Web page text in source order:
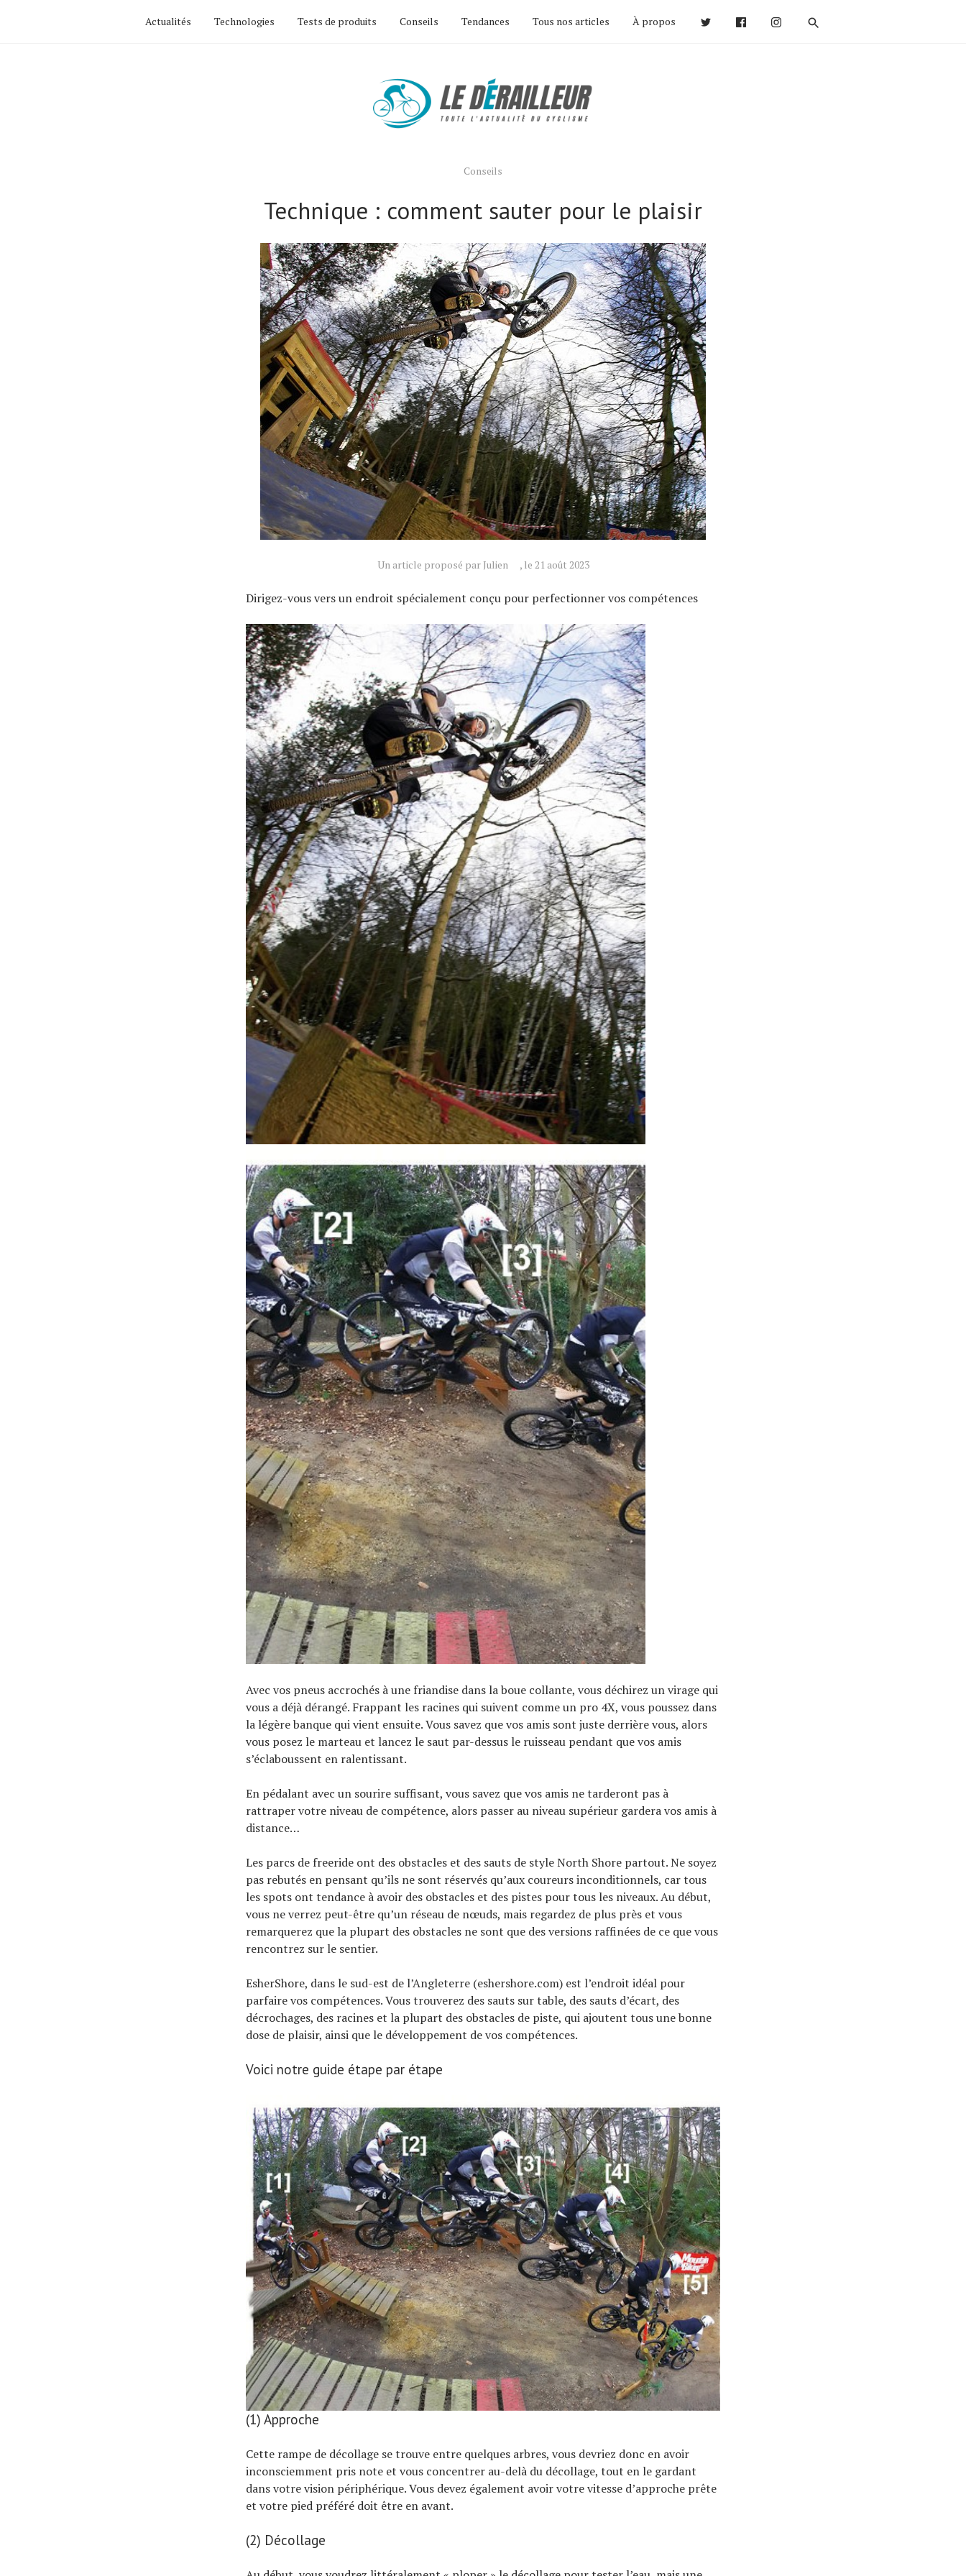
Actualités Technologies Tests de produits Conseils Tendances Tous nos articles À propos
Conseils
Technique : comment sauter pour le plaisir
Un article proposé par Julien , le 21 août 2023
Dirigez-vous vers un endroit spécialement conçu pour perfectionner vos compétences
Avec vos pneus accrochés à une friandise dans la boue collante, vous déchirez un virage qui
vous a déjà dérangé. Frappant les racines qui suivent comme un pro 4X, vous poussez dans
la légère banque qui vient ensuite. Vous savez que vos amis sont juste derrière vous, alors
vous posez le marteau et lancez le saut par-dessus le ruisseau pendant que vos amis
s’éclaboussent en ralentissant.
En pédalant avec un sourire suffisant, vous savez que vos amis ne tarderont pas à
rattraper votre niveau de compétence, alors passer au niveau supérieur gardera vos amis à
distance…
Les parcs de freeride ont des obstacles et des sauts de style North Shore partout. Ne soyez
pas rebutés en pensant qu’ils ne sont réservés qu’aux coureurs inconditionnels, car tous
les spots ont tendance à avoir des obstacles et des pistes pour tous les niveaux. Au début,
vous ne verrez peut-être qu’un réseau de nœuds, mais regardez de plus près et vous
remarquerez que la plupart des obstacles ne sont que des versions raffinées de ce que vous
rencontrez sur le sentier.
EsherShore, dans le sud-est de l’Angleterre (eshershore.com) est l’endroit idéal pour
parfaire vos compétences. Vous trouverez des sauts sur table, des sauts d’écart, des
décrochages, des racines et la plupart des obstacles de piste, qui ajoutent tous une bonne
dose de plaisir, ainsi que le développement de vos compétences.
Voici notre guide étape par étape
(1) Approche
Cette rampe de décollage se trouve entre quelques arbres, vous devriez donc en avoir
inconsciemment pris note et vous concentrer au-delà du décollage, tout en le gardant
dans votre vision périphérique. Vous devez également avoir votre vitesse d’approche prête
et votre pied préféré doit être en avant.
(2) Décollage